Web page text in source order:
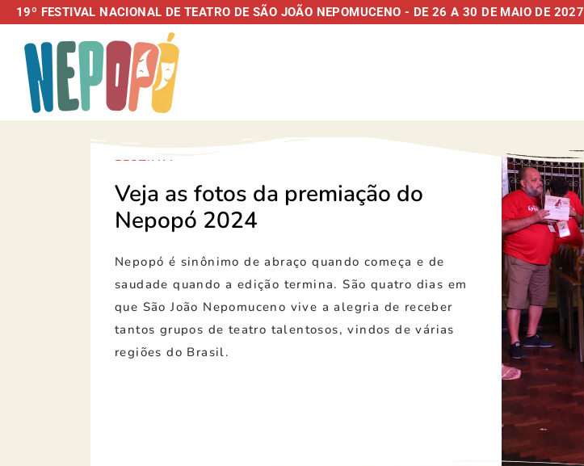
19º FESTIVAL NACIONAL DE TEATRO DE SÃO JOÃO NEPOMUCENO - DE 26 A 30 DE MAIO DE 2027
FESTIVAL
Veja as fotos da premiação do
Nepopó 2024
Nepopó é sinônimo de abraço quando começa e de
saudade quando a edição termina. São quatro dias em
que São João Nepomuceno vive a alegria de receber
tantos grupos de teatro talentosos, vindos de várias
regiões do Brasil.